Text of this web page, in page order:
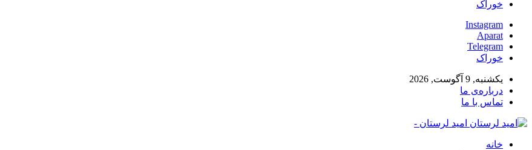
خوراک
Instagram
Aparat
Telegram
خوراک
یکشنبه, 9 آگوست, 2026
درباره‌ی ما
تماس با ما
امید لرستان -
خانه